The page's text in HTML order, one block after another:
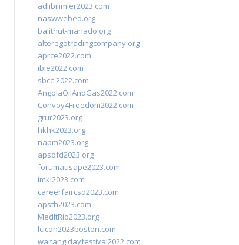
adlibilimler2023.com
naswwebed.org
balithut-manado.org
alteregotradingcompany.org
aprce2022.com
ibie2022.com
sbcc-2022.com
AngolaOilAndGas2022.com
Convoy4Freedom2022.com
grur2023.org
hkhk2023.org
napm2023.org
apsdfd2023.org
forumausape2023.com
imkl2023.com
careerfaircsd2023.com
apsth2023.com
MedItRio2023.org
lcicon2023boston.com
waitangidayfestival2022.com